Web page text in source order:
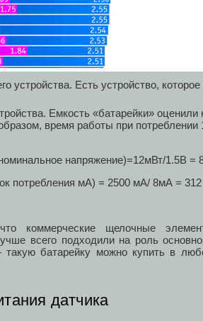
Есть устройство, которое
Емкость «батарейки» оценили
время работы при потреблении
напряжение)=12мВт/1.5В =
потребления мА) = 2500 мА/ 8мА = 312
коммерческие щелочные
всего подходили на роль
батарейку можно купить в
датчика